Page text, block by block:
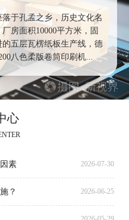
于孔孟之乡，历史文化名
房面积10000平方米，固
五层瓦楞纸板生产线，德
八色柔版卷筒印刷机...
心
素 2026-07-30
？ 2026-06-25